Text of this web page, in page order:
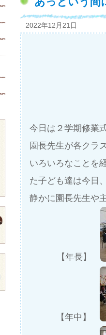
2022年12月21日
今日は２学期修業
園長先生が各クラ
いろいろなことを
た子ども達は今日
静かに園長先生や
【年長】
【年中】